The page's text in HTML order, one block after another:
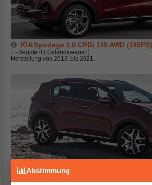
KIA Sportage 2.0 CRDi 185 AWD (185PS)
J - Segment ( Geländewagen)
Herstellung von 2018. bis 2021.
J - Segment ( Geländewagen)
Abstimmung